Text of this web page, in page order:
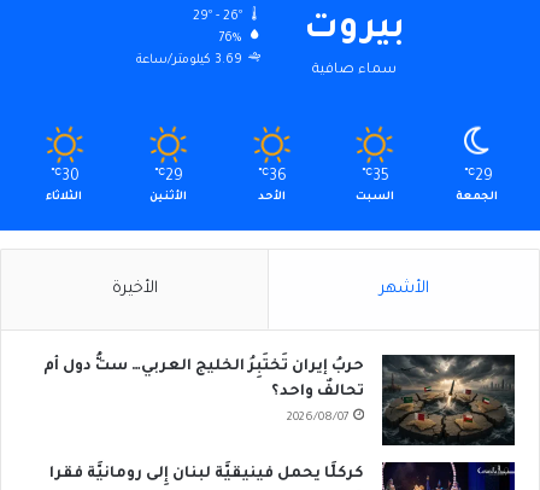
بيروت
سماء صافية
29º - 26º
76%
3.69 كيلومتر/ساعة
29
℃
الجمعة
35
℃
السبت
36
℃
الأحد
29
℃
الأثنين
30
℃
الثلاثاء
الأشهر الأخيرة
حربُ إيران تَختَبِرُ الخليج العربي… ستُّ دول أم
تحالفٌ واحد؟
2026/08/07
كركلَّا يحمل فينيقيَّة لبنان إِلى رومانيَّة فقرا